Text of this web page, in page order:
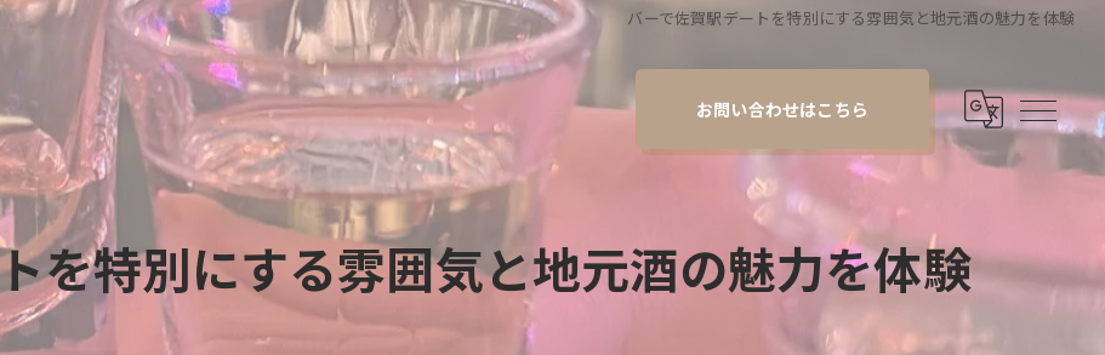
バーで佐賀駅デートを特別にする雰囲気と地元酒の魅力を体験
お問い合わせはこちら
を特別にする雰囲気と地元酒の魅力を体験